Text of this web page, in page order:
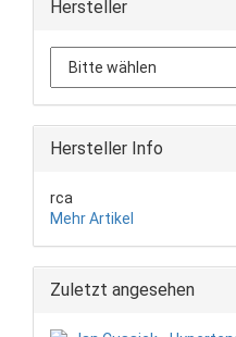
Hersteller
Hersteller Info
rca
Mehr Artikel
Zuletzt angesehen